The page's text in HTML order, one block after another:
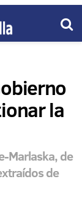
la
Marlaska, de
de